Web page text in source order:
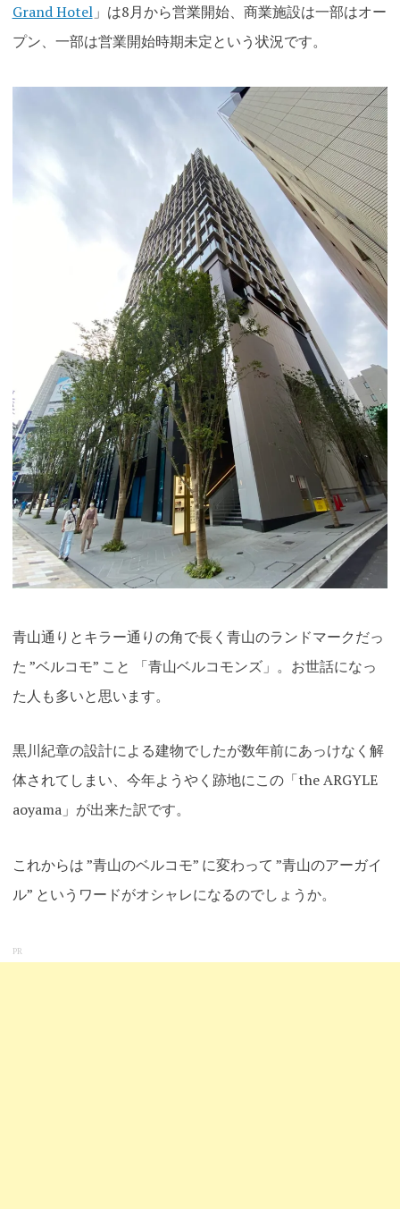
Grand Hotel」は8月から営業開始、商業施設は一部はオー
プン、一部は営業開始時期未定という状況です。
青山通りとキラー通りの角で長く青山のランドマークだっ
た ”ベルコモ” こと 「青山ベルコモンズ」。お世話になっ
た人も多いと思います。
黒川紀章の設計による建物でしたが数年前にあっけなく解
体されてしまい、今年ようやく跡地にこの「the ARGYLE
aoyama」が出来た訳です。
これからは ”青山のベルコモ” に変わって ”青山のアーガイ
ル” というワードがオシャレになるのでしょうか。
PR